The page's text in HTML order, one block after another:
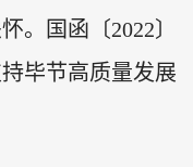
。国函〔2022〕
毕节高质量发展